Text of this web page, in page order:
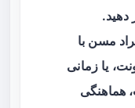
دهید.
مسن با
یا زمانی
هماهنگی